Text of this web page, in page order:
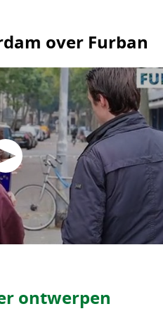
over Furban
ontwerpen